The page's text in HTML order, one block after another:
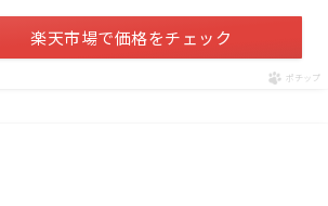
楽天市場で価格をチェック
ポチップ